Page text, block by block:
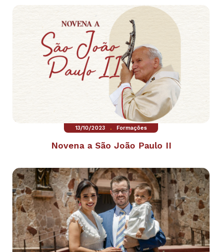
13/10/2023 . Formações
Novena a São João Paulo II